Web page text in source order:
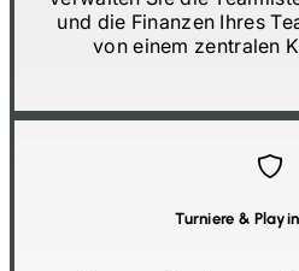
und die Finanzen Ihres
von einem zentralen
Turniere &